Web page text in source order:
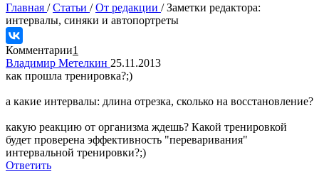
Главная /Статьи /От редакции /Заметки редактора:
интервалы, синяки и автопортреты
Комментарии1
Владимир Метелкин 25.11.2013
как прошла тренировка?;)
а какие интервалы: длина отрезка, сколько на восстановление?
какую реакцию от организма ждешь? Какой тренировкой
будет проверена эффективность "переваривания"
интервальной тренировки?;)
Ответить